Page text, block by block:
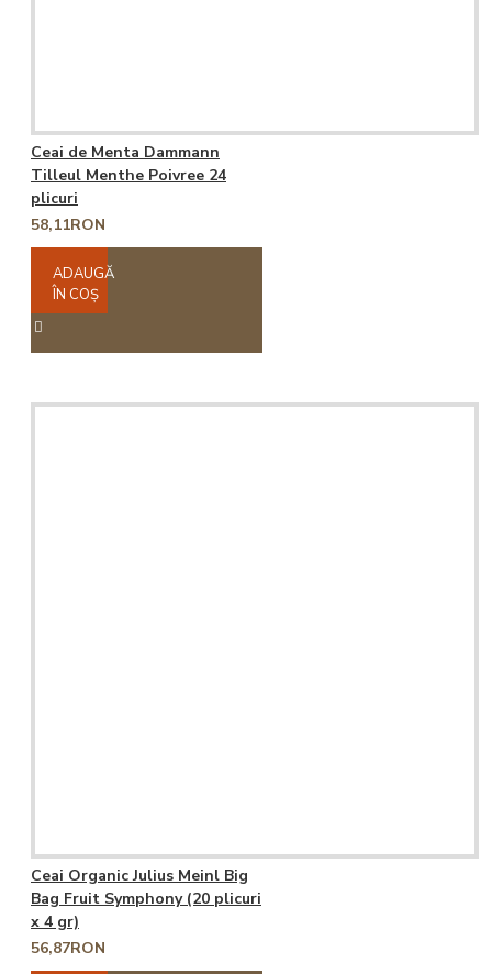
Ceai de Menta Dammann
Tilleul Menthe Poivree 24
plicuri
58,11RON
ADAUGĂ
ÎN COŞ
Ceai Organic Julius Meinl Big
Bag Fruit Symphony (20 plicuri
x 4 gr)
56,87RON